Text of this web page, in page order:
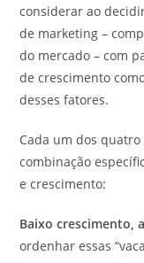
considerar ao
de marketing –
do mercado – com
de crescimento
desses fatores.
Cada um dos
combinação
e crescimento:
Baixo crescimento,
ordenhar essas